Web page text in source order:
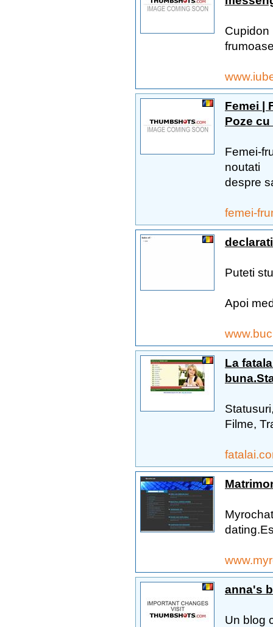
Cupidon
Femei |
Poze
Femei-
noutati
despre
femei-
Puteti
Apoi
La
Filme,
anna's
Un blog